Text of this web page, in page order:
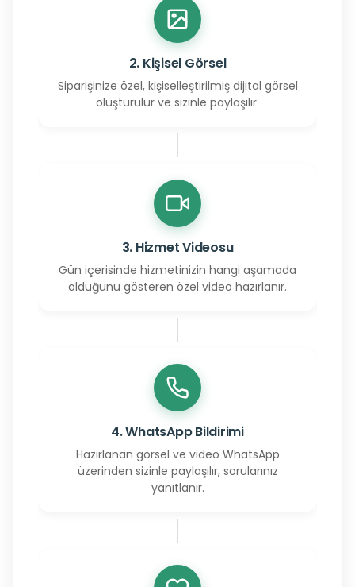
2. Kişisel Görsel
Siparişinize özel, kişiselleştirilmiş dijital görsel
oluşturulur ve sizinle paylaşılır.
3. Hizmet Videosu
Gün içerisinde hizmetinizin hangi aşamada
olduğunu gösteren özel video hazırlanır.
4. WhatsApp Bildirimi
Hazırlanan görsel ve video WhatsApp
üzerinden sizinle paylaşılır, sorularınız
yanıtlanır.